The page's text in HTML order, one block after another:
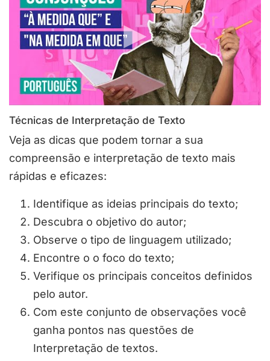
Técnicas de Interpretação de Texto
Veja as dicas que podem tornar a sua
compreensão e interpretação de texto mais
rápidas e eficazes:
Identifique as ideias principais do texto;
Descubra o objetivo do autor;
Observe o tipo de linguagem utilizado;
Encontre o o foco do texto;
Verifique os principais conceitos definidos
pelo autor.
Com este conjunto de observações você
ganha pontos nas questões de
Interpretação de textos.